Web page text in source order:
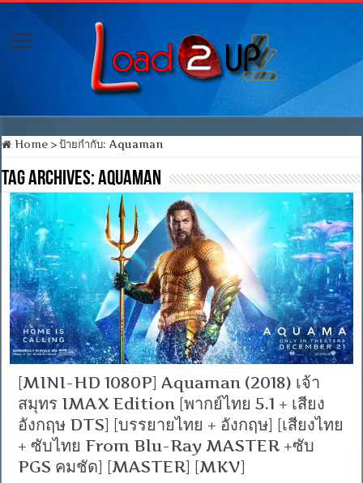
Home > ป้ายกำกับ:Aquaman
Tag Archives:Aquaman
[MINI-HD 1080P] Aquaman (2018) เจ้า
สมุทร IMAX Edition [พากย์ไทย 5.1 + เสียง
อังกฤษ DTS] [บรรยายไทย + อังกฤษ] [เสียงไทย
+ ซับไทย From Blu-Ray MASTER +ซับ
PGS คมชัด] [MASTER] [MKV]